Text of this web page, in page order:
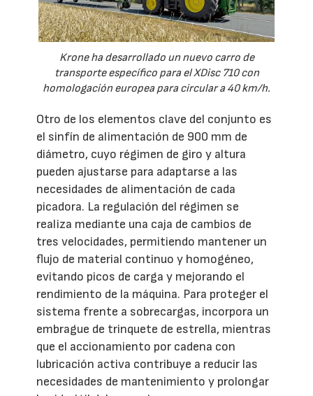
Krone ha desarrollado un nuevo carro de
transporte específico para el XDisc 710 con
homologación europea para circular a 40 km/h.
Otro de los elementos clave del conjunto es
el sinfín de alimentación de 900 mm de
diámetro, cuyo régimen de giro y altura
pueden ajustarse para adaptarse a las
necesidades de alimentación de cada
picadora. La regulación del régimen se
realiza mediante una caja de cambios de
tres velocidades, permitiendo mantener un
flujo de material continuo y homogéneo,
evitando picos de carga y mejorando el
rendimiento de la máquina. Para proteger el
sistema frente a sobrecargas, incorpora un
embrague de trinquete de estrella, mientras
que el accionamiento por cadena con
lubricación activa contribuye a reducir las
necesidades de mantenimiento y prolongar